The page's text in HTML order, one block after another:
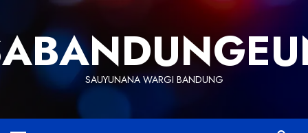
content
SAUYUNANA WARGI BANDUNG